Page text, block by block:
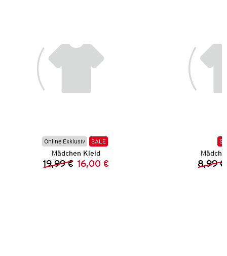
Online Exklusiv SALE
Mädchen Kleid
Vorheriger Preis:
19,99 € Neuer Preis:
16,00 € 8,99 €